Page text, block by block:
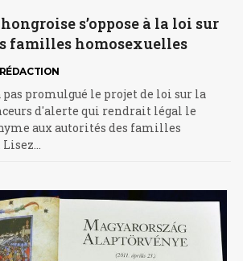
s’oppose à la loi sur
familles homosexuelles
promulgué le projet de loi sur la
d'alerte qui rendrait légal le
aux autorités des familles
Lisez…